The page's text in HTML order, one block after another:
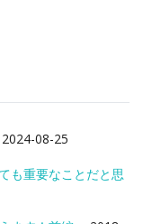
2024-08-25
も重要なことだと思